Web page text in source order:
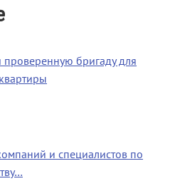
проверенную бригаду для
и специалистов по